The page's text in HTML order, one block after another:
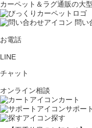
カーペット＆ラグ通販の大
問い
お電話
LINE
チャット
オンライン相談
カート
サポート
探す